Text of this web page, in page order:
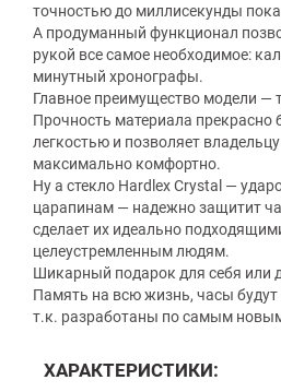
точностью до миллисекунды
А продуманный функционал
рукой все самое необходимое:
минутный хронографы.
Главное преимущество модели —
Прочность материала прекрасно
легкостью и позволяет
максимально комфортно.
Ну а стекло Hardlex Crystal —
царапинам — надежно защитит
сделает их идеально
целеустремленным людям.
Шикарный подарок для себя или
Память на всю жизнь, часы будут
т.к. разработаны по самым
ХАРАКТЕРИСТИКИ: